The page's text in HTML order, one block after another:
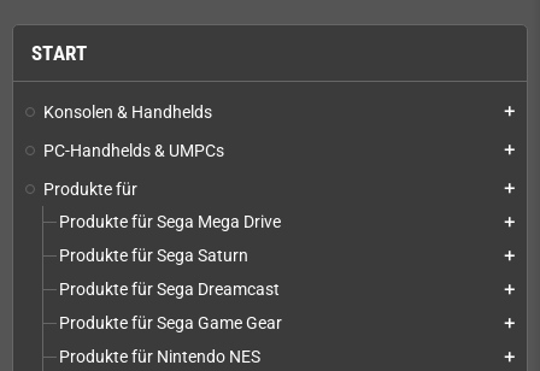
START
Konsolen & Handhelds add
PC-Handhelds & UMPCs add
Produkte für add
Produkte für Sega Mega Drive add
Produkte für Sega Saturn add
Produkte für Sega Dreamcast add
Produkte für Sega Game Gear add
Produkte für Nintendo NES add